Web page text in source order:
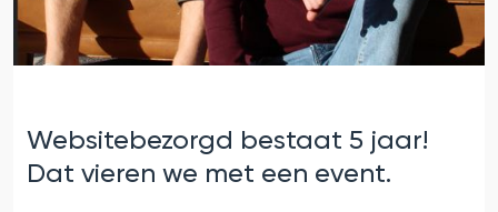
Websitebezorgd bestaat 5 jaar!
Dat vieren we met een event.